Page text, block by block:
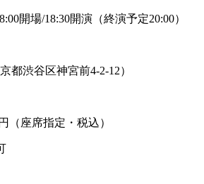
開場/18:30開演（終演予定20:00）
都渋谷区神宮前4-2-12）
（座席指定・税込）